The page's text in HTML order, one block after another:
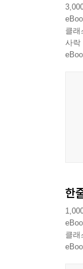
『
한
따
아
그
주
교
클래
사락
한
클래